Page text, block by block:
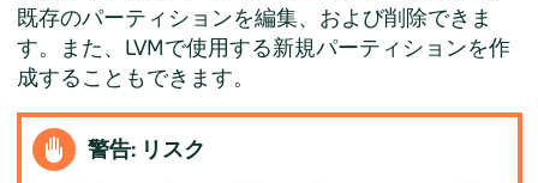
既存のパーティションを編集、および削除できま
す。また、LVMで使用する新規パーティションを作
成することもできます。
警告: リスク